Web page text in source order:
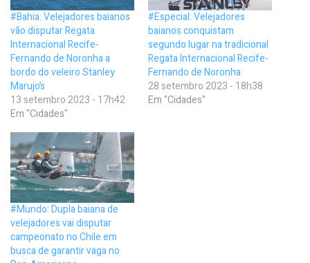
#Bahia: Velejadores baianos
vão disputar Regata
Internacional Recife-
Fernando de Noronha a
bordo do veleiro Stanley
Marujo’s
13 setembro 2023 - 17h42
Em "Cidades"
#Especial: Velejadores
baianos conquistam
segundo lugar na tradicional
Regata Internacional Recife-
Fernando de Noronha
28 setembro 2023 - 18h38
Em "Cidades"
#Mundo: Dupla baiana de
velejadores vai disputar
campeonato no Chile em
busca de garantir vaga no